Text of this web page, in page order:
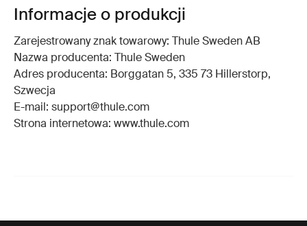
Informacje o produkcji
Zarejestrowany znak towarowy: Thule Sweden AB
Nazwa producenta: Thule Sweden
Adres producenta: Borggatan 5, 335 73 Hillerstorp,
Szwecja
E-mail: support@thule.com
Strona internetowa: www.thule.com